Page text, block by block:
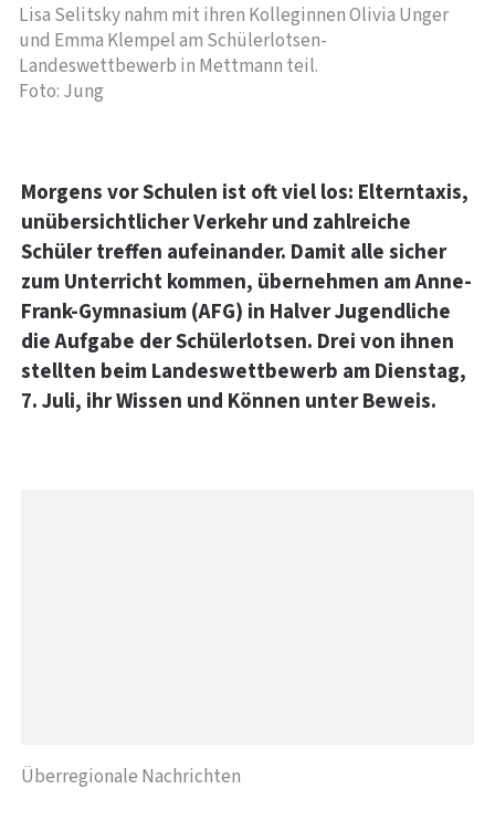
Lisa Selitsky nahm mit ihren Kolleginnen Olivia Unger
und Emma Klempel am Schülerlotsen-
Landeswettbewerb in Mettmann teil.
Foto: Jung
Morgens vor Schulen ist oft viel los: Elterntaxis,
unübersichtlicher Verkehr und zahlreiche
Schüler treffen aufeinander. Damit alle sicher
zum Unterricht kommen, übernehmen am Anne-
Frank-Gymnasium (AFG) in Halver Jugendliche
die Aufgabe der Schülerlotsen. Drei von ihnen
stellten beim Landeswettbewerb am Dienstag,
7. Juli, ihr Wissen und Können unter Beweis.
Überregionale Nachrichten